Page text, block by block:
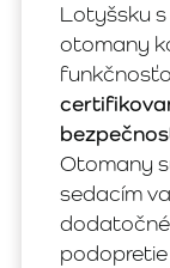
Lotyšsku
otomany
Otomany
sedacím
dodatočné